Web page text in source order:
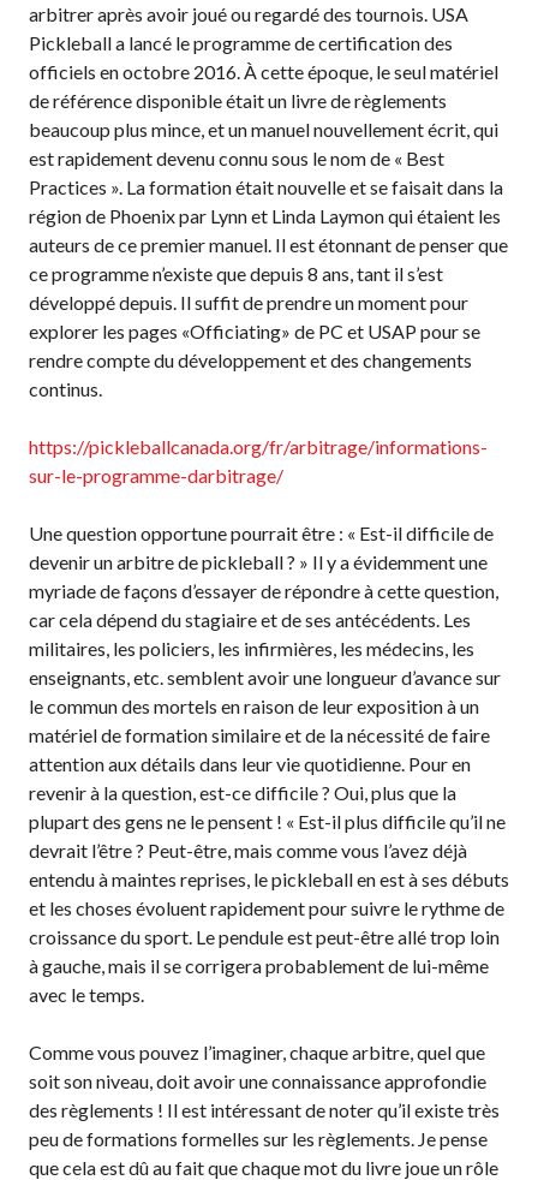
Développement à
long terme du joueur
Règles officielles de
pickleball
Endroits où jouer
Recherche de clubs
Programme de
formation des
entraîneurs
Championnat national
de Pickleball Canada
Candidature à un
tournoi sanctionné
Calendrier des
événements
Guide du directeur de
tournoi
Raquettes et balles
homologuées
Pickleball Brackets –
Fournisseur de
solutions logicielles
Auto-évaluation des
niveaux de
compétence
Informations sur le
programme
d’arbitrage
arbitrer après avoir joué ou regardé des tournois. USA
Pickleball a lancé le programme de certification des
officiels en octobre 2016. À cette époque, le seul matériel
de référence disponible était un livre de règlements
beaucoup plus mince, et un manuel nouvellement écrit, qui
est rapidement devenu connu sous le nom de « Best
Practices ». La formation était nouvelle et se faisait dans la
région de Phoenix par Lynn et Linda Laymon qui étaient les
auteurs de ce premier manuel. Il est étonnant de penser que
ce programme n’existe que depuis 8 ans, tant il s’est
développé depuis. Il suffit de prendre un moment pour
explorer les pages «Officiating» de PC et USAP pour se
rendre compte du développement et des changements
continus.
https://pickleballcanada.org/fr/arbitrage/informations-
sur-le-programme-darbitrage/
Une question opportune pourrait être : « Est-il difficile de
devenir un arbitre de pickleball ? » Il y a évidemment une
myriade de façons d’essayer de répondre à cette question,
car cela dépend du stagiaire et de ses antécédents. Les
militaires, les policiers, les infirmières, les médecins, les
enseignants, etc. semblent avoir une longueur d’avance sur
le commun des mortels en raison de leur exposition à un
matériel de formation similaire et de la nécessité de faire
attention aux détails dans leur vie quotidienne. Pour en
revenir à la question, est-ce difficile ? Oui, plus que la
plupart des gens ne le pensent ! « Est-il plus difficile qu’il ne
devrait l’être ? Peut-être, mais comme vous l’avez déjà
entendu à maintes reprises, le pickleball en est à ses débuts
et les choses évoluent rapidement pour suivre le rythme de
croissance du sport. Le pendule est peut-être allé trop loin
à gauche, mais il se corrigera probablement de lui-même
avec le temps.
Comme vous pouvez l’imaginer, chaque arbitre, quel que
soit son niveau, doit avoir une connaissance approfondie
des règlements ! Il est intéressant de noter qu’il existe très
peu de formations formelles sur les règlements. Je pense
que cela est dû au fait que chaque mot du livre joue un rôle